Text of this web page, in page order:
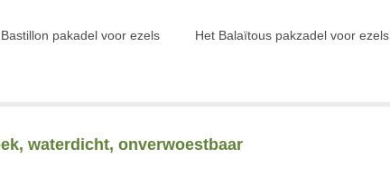
pakadel voor ezels Het Balaïtous pakzadel voor ezels
waterdicht, onverwoestbaar